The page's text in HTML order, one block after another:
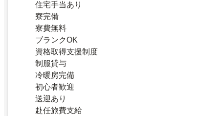
住宅手当あり
寮完備
寮費無料
ブランクOK
資格取得支援制度
制服貸与
冷暖房完備
初心者歓迎
送迎あり
赴任旅費支給